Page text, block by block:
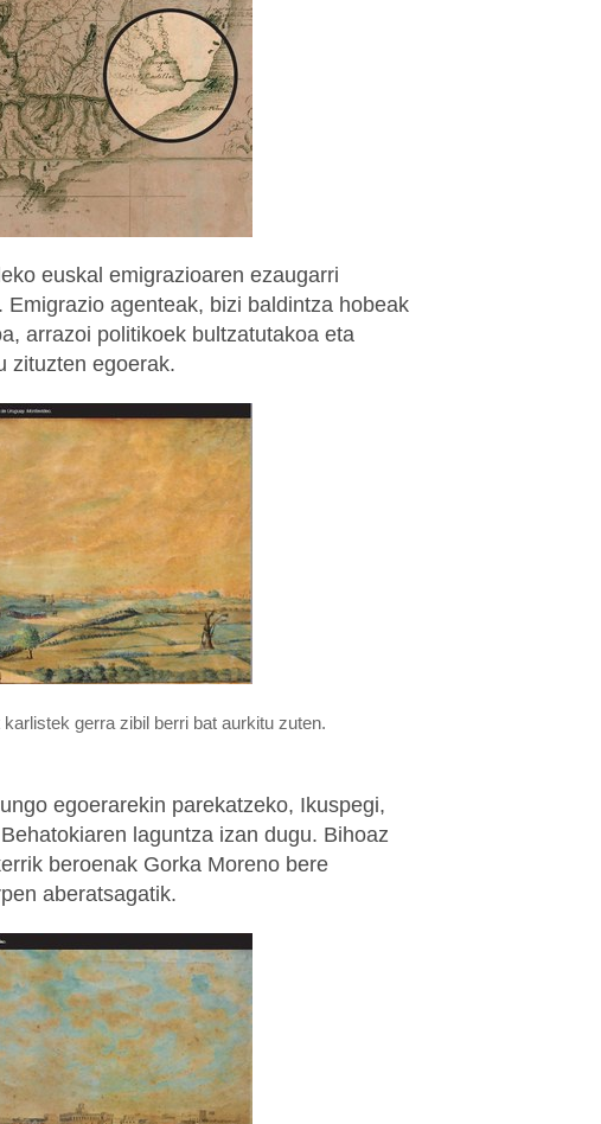
euskal emigrazioaren ezaugarri
Emigrazio agenteak, bizi baldintza hobeak
arrazoi politikoek bultzatutakoa eta
zituzten egoerak.
gerra zibil berri bat aurkitu zuten.
egoerarekin parekatzeko, Ikuspegi,
laguntza izan dugu. Bihoaz
beroenak Gorka Moreno bere
aberatsagatik.